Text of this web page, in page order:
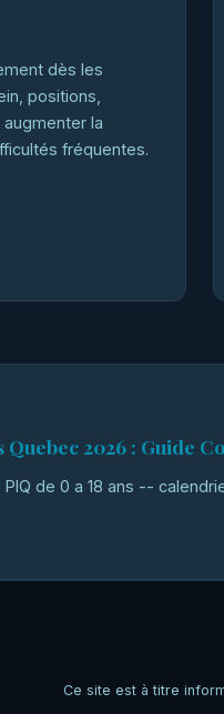
dès les
positions,
la
fréquentes.
2026 : Guide
de 0 a 18 ans --
Ce site est à titre